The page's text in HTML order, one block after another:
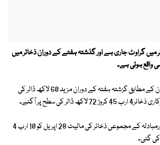
میں گراوٹ جاری ہے اور گذشتہ ہفتے کے دوران ذخائر میں
اسٹیٹ بینک آف پاکستان کے مطابق گزشتہ ہفتہ کے دوران مزید 60 لاکھ ڈالر کی
ڈالر کی سطح پر آگئے۔
مرکزی بینک کے مطابق زرمبادلہ کے مجموعی ذخائر کی مالیت 28 اپریل کو 10 ارب 4